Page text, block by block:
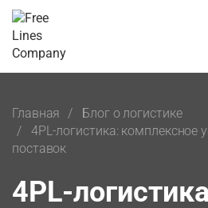
Главная
Блог о логистике
4PL-логистика: комплексное
поставок
4PL-